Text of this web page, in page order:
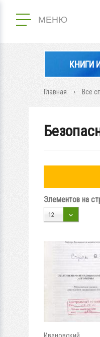
МЕНЮ
КНИГИ
Главная Все
Элементов на
12